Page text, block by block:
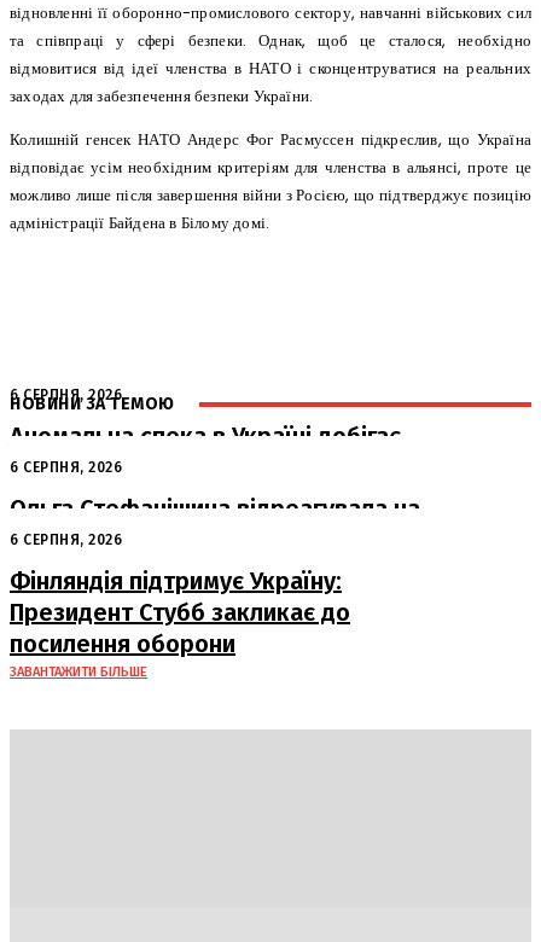
відновленні її оборонно-промислового сектору, навчанні військових сил
та співпраці у сфері безпеки. Однак, щоб це сталося, необхідно
відмовитися від ідеї членства в НАТО і сконцентруватися на реальних
заходах для забезпечення безпеки України.
Колишній генсек НАТО Андерс Фог Расмуссен підкреслив, що Україна
відповідає усім необхідним критеріям для членства в альянсі, проте це
можливо лише після завершення війни з Росією, що підтверджує позицію
адміністрації Байдена в Білому домі.
НОВИНИ ЗА ТЕМОЮ
6 СЕРПНЯ, 2026
Аномальна спека в Україні добігає
кінця: очікується похолодання
6 СЕРПНЯ, 2026
Ольга Стефанішина відреагувала на
підозри від НАБУ та САП
6 СЕРПНЯ, 2026
Фінляндія підтримує Україну:
Президент Стубб закликає до
посилення оборони
ЗАВАНТАЖИТИ БІЛЬШЕ